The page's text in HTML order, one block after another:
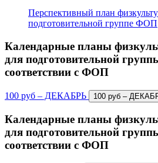
Перспективный план
подготовительной группе ФОП
Календарные планы
для подготовительной
соответствии с ФОП
100 руб – ДЕКАБРЬ
Календарные планы
для подготовительной
соответствии с ФОП